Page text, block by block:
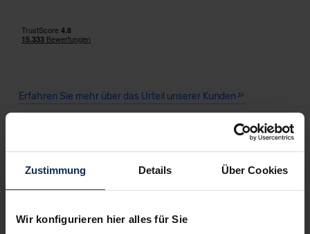
Zustimmung Details Über Cookies
Wir konfigurieren hier alles für Sie
Erfahren Sie mehr über das Urteil unserer Kunden
Testberichte